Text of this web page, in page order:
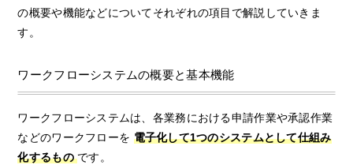
の概要や機能などについてそれぞれの項目で解説していきま
す。
ワークフローシステムの概要と基本機能
ワークフローシステムは、各業務における申請作業や承認作業
などのワークフローを 電子化して1つのシステムとして仕組み
化するものです。